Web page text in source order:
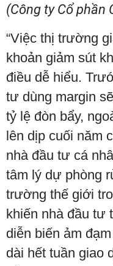
(Công ty Cổ phần
“Việc thị trường
khoản giảm sút
điều dễ hiểu.
tư dùng margin
tỷ lệ đòn bẩy,
lên dịp cuối năm
nhà đầu tư cá
tâm lý dự phòng
trường thế giới
khiến nhà đầu tư
diễn biến ảm
dài hết tuần giao